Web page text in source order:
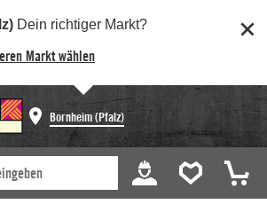
Dein richtiger Markt?
Markt wählen
Bornheim (Pfalz)